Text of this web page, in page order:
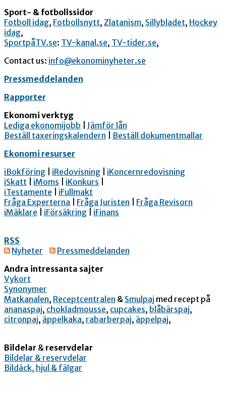
Sport- & fotbollssidor
Fotboll idag, Fotbollsnytt, Zlatanism, Sillybladet, Hockey
idag,
SportpåTV.se: TV-kanal.se, TV-tider.se,
Contact us: info@ekonominyheter.se
Pressmeddelanden
Rapporter
Ekonomi verktyg
Lediga ekonomijobb
Jämför lån
Beställ taxeringskalendern
Beställ dokumentmallar
Ekonomi resurser
iBokföring
iRedovisning
iKoncernredovisning
iSkatt
iMoms iKonkurs
iTestamente
iFullmakt
Fråga Experterna
Fråga Juristen
Fråga Revisorn
iMäklare
iFörsäkring iFinans
RSS
Nyheter
Pressmeddelanden
Andra intressanta sajter
Vykort
Synonymer
Matkanalen, Receptcentralen & Smulpaj med recept på
ananaspaj, chokladmousse, cupcakes, blåbärspaj,
citronpaj, äppelkaka, rabarberpaj, äppelpaj,
Bildelar & reservdelar
Bildelar & reservdelar
Bildäck, hjul & fälgar